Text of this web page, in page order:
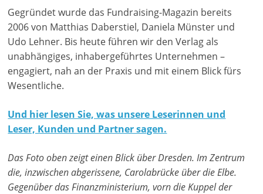
Gegründet wurde das Fundraising-Magazin bereits
2006 von Matthias Daberstiel, Daniela Münster und
Udo Lehner. Bis heute führen wir den Verlag als
unabhängiges, inhabergeführtes Unternehmen –
engagiert, nah an der Praxis und mit einem Blick fürs
Wesentliche.
Und hier lesen Sie, was unsere Leserinnen und
Leser, Kunden und Partner sagen.
Das Foto oben zeigt einen Blick über Dresden. Im Zentrum
die, inzwischen abgerissene, Carolabrücke über die Elbe.
Gegenüber das Finanzministerium, vorn die Kuppel der